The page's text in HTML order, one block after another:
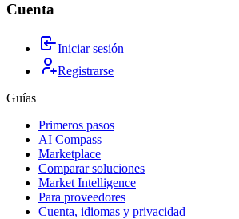
Cuenta
Iniciar sesión
Registrarse
Guías
Primeros pasos
AI Compass
Marketplace
Comparar soluciones
Market Intelligence
Para proveedores
Cuenta, idiomas y privacidad